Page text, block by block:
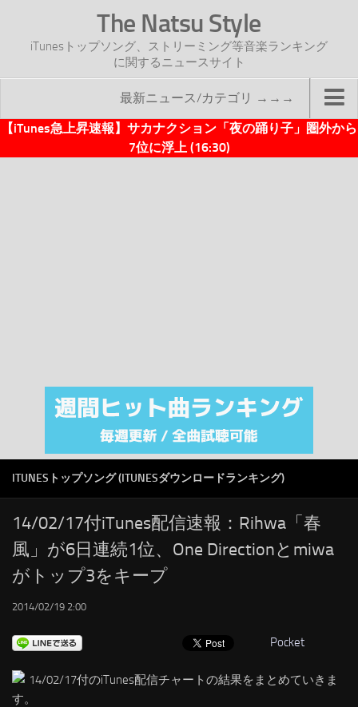
The Natsu Style
iTunesトップソング、ストリーミング等音楽ランキング
に関するニュースサイト
最新ニュース/カテゴリ →→→
TOP
注目カテゴリ
オリジナルiTunes週間トップソング
RSS
LINKS
【iTunes急上昇速報】サカナクション「夜の踊り子」圏外から
7位に浮上 (16:30)
ITUNESトップソング (ITUNESダウンロードランキング)
14/02/17付iTunes配信速報：Rihwa「春
風」が6日連続1位、One Directionとmiwa
がトップ3をキープ
2014/02/19 2:00
Pocket
14/02/17付のiTunes配信チャートの結果をまとめていきま
す。